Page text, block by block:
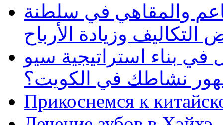
والمقاهي في سلطنة
وزيادة الأرباح
بناء استراتيجية سيو
نشاطك في الكويت؟
Прикоснемся к